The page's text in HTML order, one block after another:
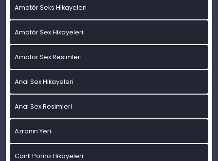
Amatör Seks Hikayeleri
Amatör Sex Hikayeleri
Amatör Sex Resimleri
Anal Sex Hikayeleri
Anal Sex Resimleri
Azranın Yeri
Canlı Porno Hikayeleri